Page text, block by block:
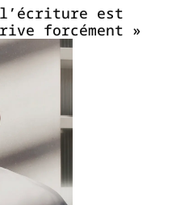
est
forcément »